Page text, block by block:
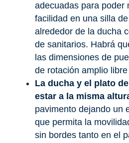
adecuadas para poder
facilidad en una silla
alrededor de la ducha
de sanitarios. Habrá
las dimensiones de
de rotación amplio
La ducha y el plato
estar a la misma
pavimento dejando un
que permita la
sin bordes tanto en el